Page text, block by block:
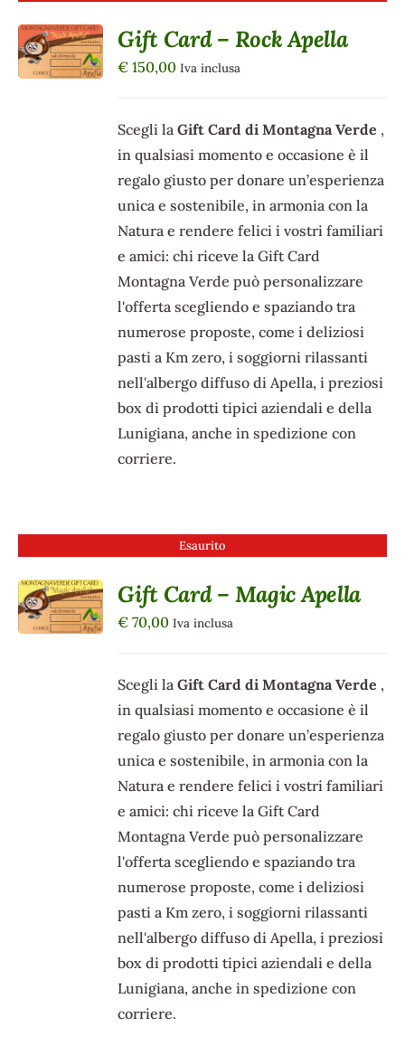
DETTAGLI
Gift Card – Rock Apella
€ 150,00 Iva inclusa
Scegli laGift Card di Montagna Verde ,
in qualsiasi momento e occasione è il
regalo giusto per donare un’esperienza
unica e sostenibile, in armonia con la
Natura e rendere felici i vostri familiari
e amici: chi riceve la Gift Card
Montagna Verde può personalizzare
l'offerta scegliendo e spaziando tra
numerose proposte, come i deliziosi
pasti a Km zero, i soggiorni rilassanti
nell'albergo diffuso di Apella, i preziosi
box di prodotti tipici aziendali e della
Lunigiana, anche in spedizione con
corriere.
Esaurito
DETTAGLI
Gift Card – Magic Apella
€ 70,00 Iva inclusa
Scegli laGift Card di Montagna Verde ,
in qualsiasi momento e occasione è il
regalo giusto per donare un’esperienza
unica e sostenibile, in armonia con la
Natura e rendere felici i vostri familiari
e amici: chi riceve la Gift Card
Montagna Verde può personalizzare
l'offerta scegliendo e spaziando tra
numerose proposte, come i deliziosi
pasti a Km zero, i soggiorni rilassanti
nell'albergo diffuso di Apella, i preziosi
box di prodotti tipici aziendali e della
Lunigiana, anche in spedizione con
corriere.